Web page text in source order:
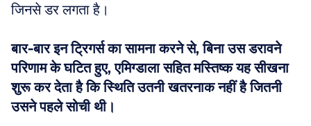
जिनसे डर लगता है।
बार-बार इन ट्रिगर्स का सामना करने से, बिना उस डरावने
परिणाम के घटित हुए, एमिग्डाला सहित मस्तिष्क यह सीखना
शुरू कर देता है कि स्थिति उतनी खतरनाक नहीं है जितनी
उसने पहले सोची थी।